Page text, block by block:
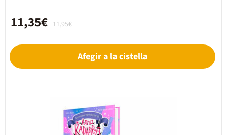
11,95€
11,35€
Afegir a la cistella